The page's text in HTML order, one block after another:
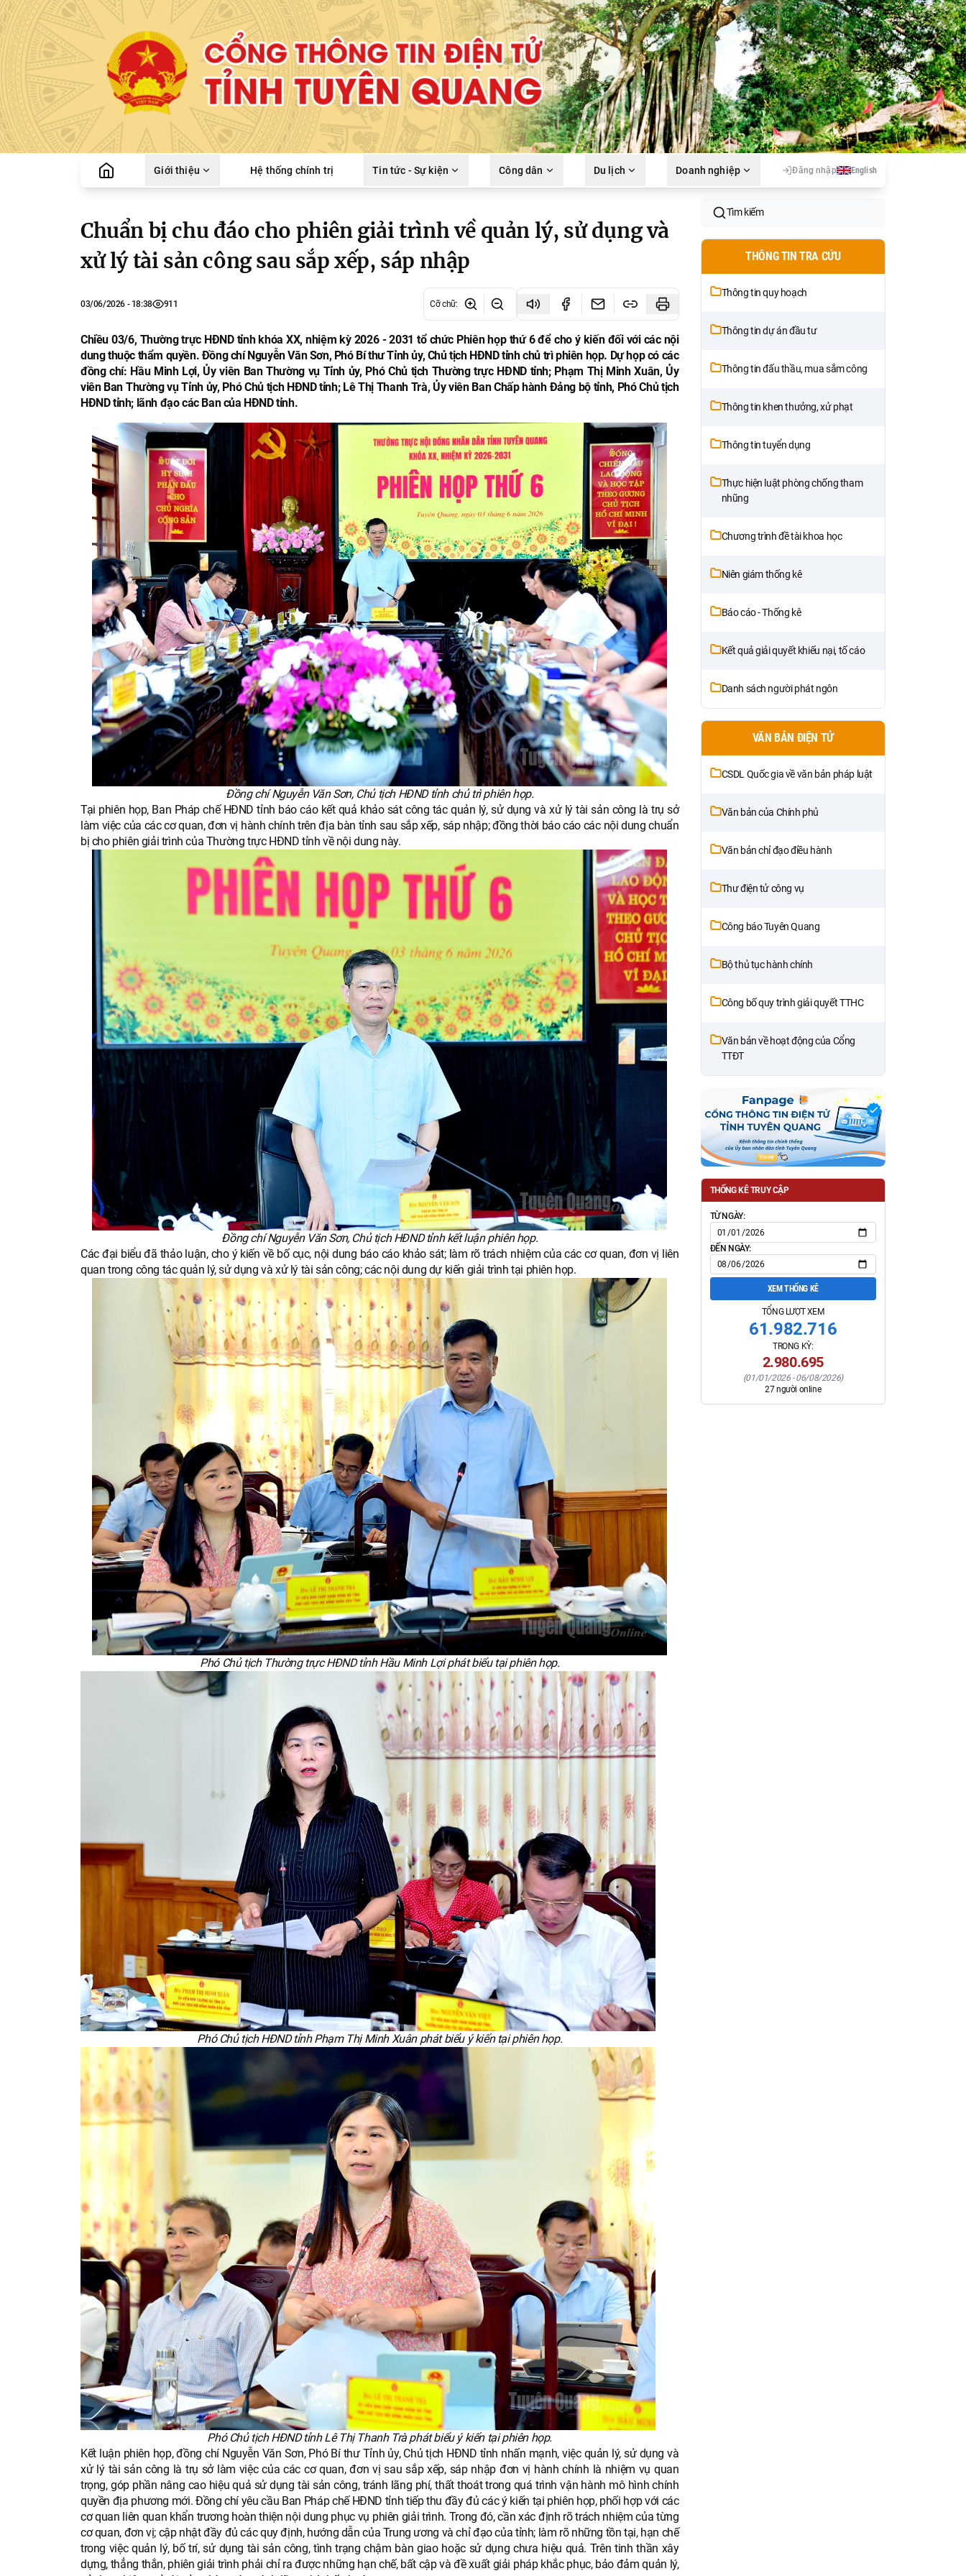
Giới thiệu Hệ thống chính trị Tin tức - Sự kiện Công dân Du lịch Doanh nghiệp Đăng nhập English
Chuẩn bị chu đáo cho phiên giải trình về quản lý, sử dụng và
xử lý tài sản công sau sắp xếp, sáp nhập
03/06/2026 - 18:38 911 Cỡ chữ:
Chiều 03/6, Thường trực HĐND tỉnh khóa XX, nhiệm kỳ 2026 - 2031 tổ chức Phiên họp thứ 6 để cho ý kiến đối với các nội
dung thuộc thẩm quyền. Đồng chí Nguyễn Văn Sơn, Phó Bí thư Tỉnh ủy, Chủ tịch HĐND tỉnh chủ trì phiên họp. Dự họp có các
đồng chí: Hầu Minh Lợi, Ủy viên Ban Thường vụ Tỉnh ủy, Phó Chủ tịch Thường trực HĐND tỉnh; Phạm Thị Minh Xuân, Ủy
viên Ban Thường vụ Tỉnh ủy, Phó Chủ tịch HĐND tỉnh; Lê Thị Thanh Trà, Ủy viên Ban Chấp hành Đảng bộ tỉnh, Phó Chủ tịch
HĐND tỉnh; lãnh đạo các Ban của HĐND tỉnh.
Đồng chí Nguyễn Văn Sơn, Chủ tịch HĐND tỉnh chủ trì phiên họp.
Tại phiên họp, Ban Pháp chế HĐND tỉnh báo cáo kết quả khảo sát công tác quản lý, sử dụng và xử lý tài sản công là trụ sở
làm việc của các cơ quan, đơn vị hành chính trên địa bàn tỉnh sau sắp xếp, sáp nhập; đồng thời báo cáo các nội dung chuẩn
bị cho phiên giải trình của Thường trực HĐND tỉnh về nội dung này.
Đồng chí Nguyễn Văn Sơn, Chủ tịch HĐND tỉnh kết luận phiên họp.
Các đại biểu đã thảo luận, cho ý kiến về bố cục, nội dung báo cáo khảo sát; làm rõ trách nhiệm của các cơ quan, đơn vị liên
quan trong công tác quản lý, sử dụng và xử lý tài sản công; các nội dung dự kiến giải trình tại phiên họp.
Phó Chủ tịch Thường trực HĐND tỉnh Hầu Minh Lợi phát biểu tại phiên họp.
Phó Chủ tịch HĐND tỉnh Phạm Thị Minh Xuân phát biểu ý kiến tại phiên họp.
Phó Chủ tịch HĐND tỉnh Lê Thị Thanh Trà phát biểu ý kiến tại phiên họp.
Kết luận phiên họp, đồng chí Nguyễn Văn Sơn, Phó Bí thư Tỉnh ủy, Chủ tịch HĐND tỉnh nhấn mạnh, việc quản lý, sử dụng và
xử lý tài sản công là trụ sở làm việc của các cơ quan, đơn vị sau sắp xếp, sáp nhập đơn vị hành chính là nhiệm vụ quan
trọng, góp phần nâng cao hiệu quả sử dụng tài sản công, tránh lãng phí, thất thoát trong quá trình vận hành mô hình chính
quyền địa phương mới. Đồng chí yêu cầu Ban Pháp chế HĐND tỉnh tiếp thu đầy đủ các ý kiến tại phiên họp, phối hợp với các
cơ quan liên quan khẩn trương hoàn thiện nội dung phục vụ phiên giải trình. Trong đó, cần xác định rõ trách nhiệm của từng
cơ quan, đơn vị; cập nhật đầy đủ các quy định, hướng dẫn của Trung ương và chỉ đạo của tỉnh; làm rõ những tồn tại, hạn chế
trong việc quản lý, bố trí, sử dụng tài sản công, tình trạng chậm bàn giao hoặc sử dụng chưa hiệu quả. Trên tinh thần xây
dựng, thẳng thắn, phiên giải trình phải chỉ ra được những hạn chế, bất cập và đề xuất giải pháp khắc phục, bảo đảm quản lý,
Tìm kiếm
THÔNG TIN TRA CỨU
Thông tin quy hoạch
Thông tin dự án đầu tư
Thông tin đấu thầu, mua sắm công
Thông tin khen thưởng, xử phạt
Thông tin tuyển dụng
Thực hiện luật phòng chống tham
nhũng
Chương trình đề tài khoa học
Niên giám thống kê
Báo cáo - Thống kê
Kết quả giải quyết khiếu nại, tố cáo
Danh sách người phát ngôn
VĂN BẢN ĐIỆN TỬ
CSDL Quốc gia về văn bản pháp luật
Văn bản của Chính phủ
Văn bản chỉ đạo điều hành
Thư điện tử công vụ
Công báo Tuyên Quang
Bộ thủ tục hành chính
Công bố quy trình giải quyết TTHC
Văn bản về hoạt động của Cổng
TTĐT
THỐNG KÊ TRUY CẬP
TỪ NGÀY:
ĐẾN NGÀY:
XEM THỐNG KÊ
TỔNG LƯỢT XEM
61.982.716
TRONG KỲ:
2.980.695
(01/01/2026-06/08/2026)
27người online